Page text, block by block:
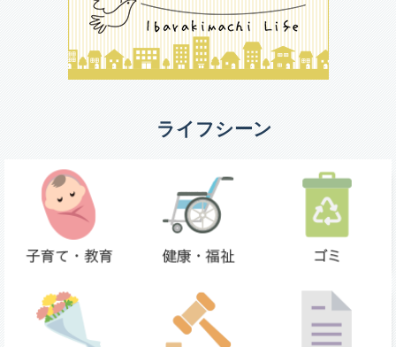
ライフシーン